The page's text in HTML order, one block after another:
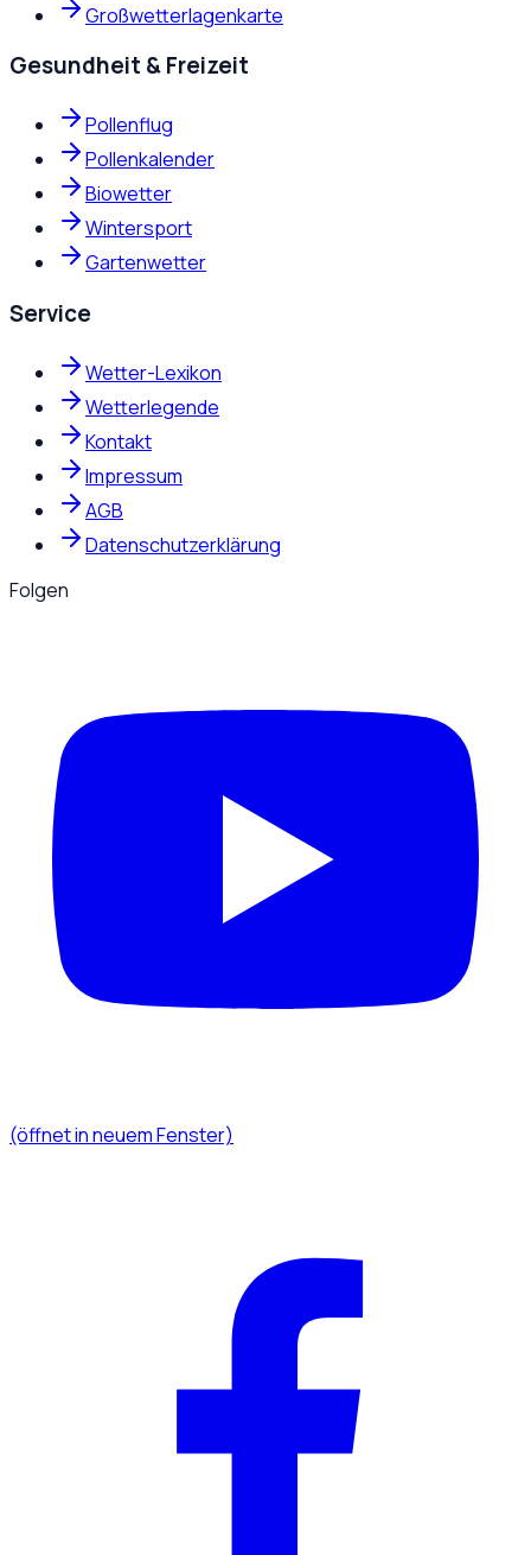
Großwetterlagenkarte
Gesundheit & Freizeit
Pollenflug
Pollenkalender
Biowetter
Wintersport
Gartenwetter
Service
Wetter-Lexikon
Wetterlegende
Kontakt
Impressum
AGB
Datenschutzerklärung
Folgen
(öffnet in neuem Fenster)